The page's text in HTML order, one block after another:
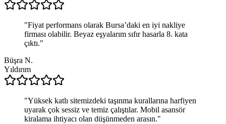
"Fiyat performans olarak Bursa’daki en iyi nakliye
firması olabilir. Beyaz eşyalarım sıfır hasarla 8. kata
çıktı."
Büşra N.
Yıldırım
"Yüksek katlı sitemizdeki taşınma kurallarına harfiyen
uyarak çok sessiz ve temiz çalıştılar. Mobil asansör
kiralama ihtiyacı olan düşünmeden arasın."